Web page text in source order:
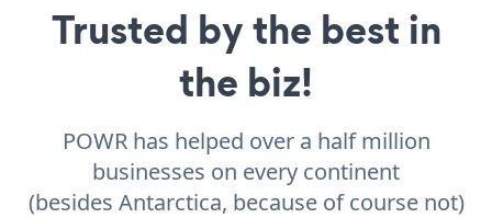
Trusted by the best in
the biz!
POWR has helped over a half million
businesses on every continent
(besides Antarctica, because of course not)